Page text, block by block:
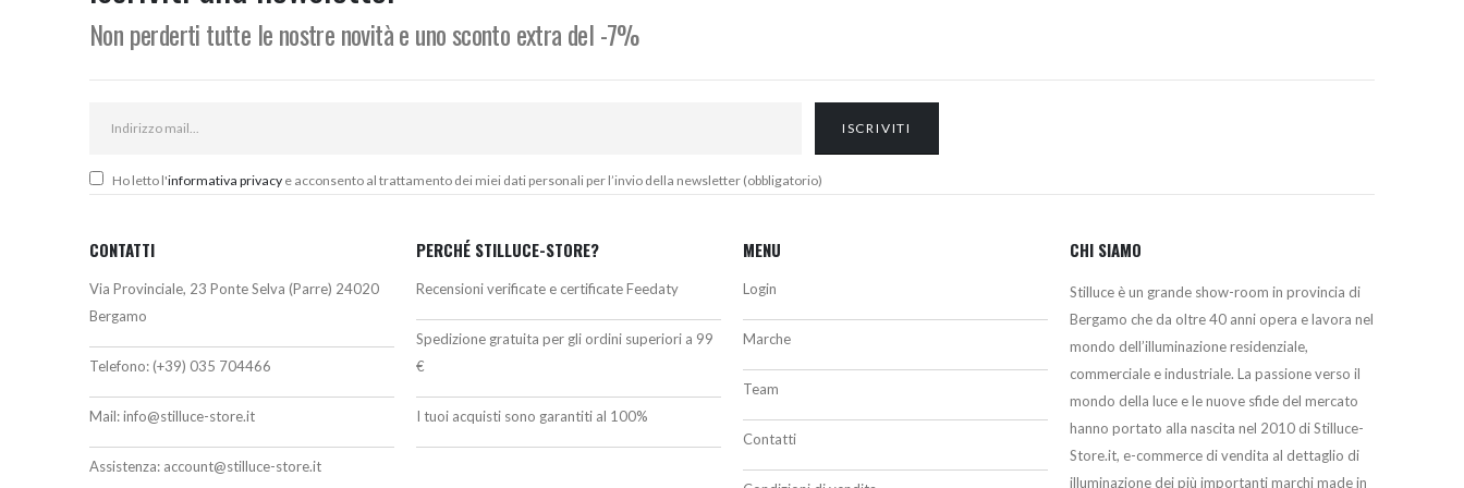
Non perderti tutte le nostre novità e uno sconto extra del -7%
Ho letto l'informativa privacy e acconsento al trattamento dei miei dati personali per l’invio della newsletter (obbligatorio)
CONTATTI
Via Provinciale, 23 Ponte Selva (Parre) 24020
Bergamo
Telefono: (+39) 035 704466
Mail:info@stilluce-store.it
Assistenza: account@stilluce-store.it
PERCHÉ STILLUCE-STORE?
Recensioni verificate e certificate Feedaty
Spedizione gratuita per gli ordini superiori a 99
€
I tuoi acquisti sono garantiti al 100%
MENU
Login
Marche
Team
Contatti
CHI SIAMO
Stilluce è un grande show-room in provincia di
Bergamo che da oltre 40 anni opera e lavora nel
mondo dell’illuminazione residenziale,
commerciale e industriale. La passione verso il
mondo della luce e le nuove sfide del mercato
hanno portato alla nascita nel 2010 di Stilluce-
Store.it, e-commerce di vendita al dettaglio di
illuminazione dei più importanti marchi made in